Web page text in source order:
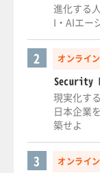
進化する
I・AIエー
オンライン
2
Security
現実化す
日本企業
築せよ
オンライン
3